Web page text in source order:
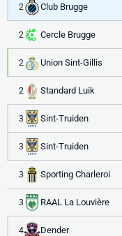
2 Club Brugge
2 Cercle Brugge
2 Union Sint-Gillis
2 Standard Luik
3 Sint-Truiden
3 Sint-Truiden
3 Sporting Charleroi
3 RAAL La Louvière
4 Dender